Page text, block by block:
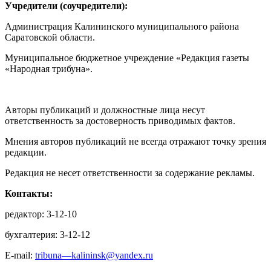
Учредители (соучредители):
Администрация Калининского муниципального района
Саратовской области.
Муниципальное бюджетное учреждение «Редакция газеты
«Народная трибуна».
Авторы публикаций и должностные лица несут
ответственность за достоверность приводимых фактов.
Мнения авторов публикаций не всегда отражают точку зрения
редакции.
Редакция не несет ответственности за содержание рекламы.
Контакты:
редактор: 3-12-10
бухгалтерия: 3-12-12
E-mail: tribuna—kalininsk@yandex.ru